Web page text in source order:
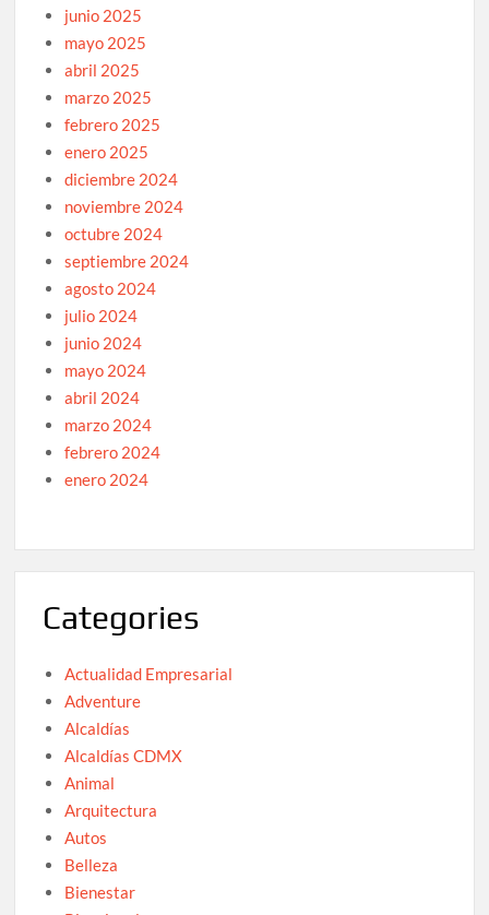
junio 2025
mayo 2025
abril 2025
marzo 2025
febrero 2025
enero 2025
diciembre 2024
noviembre 2024
octubre 2024
septiembre 2024
agosto 2024
julio 2024
junio 2024
mayo 2024
abril 2024
marzo 2024
febrero 2024
enero 2024
Categories
Actualidad Empresarial
Adventure
Alcaldías
Alcaldías CDMX
Animal
Arquitectura
Autos
Belleza
Bienestar